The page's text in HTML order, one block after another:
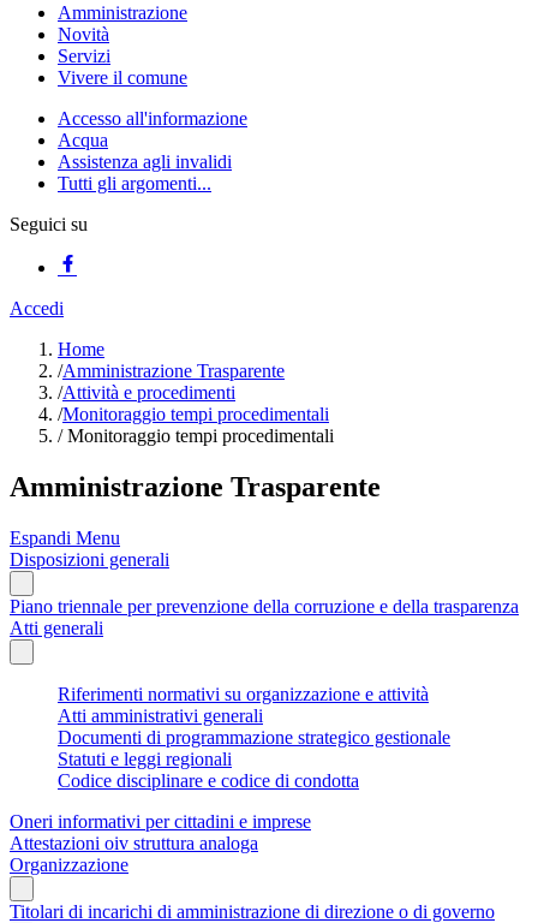
Amministrazione
Novità
Servizi
Vivere il comune
Accesso all'informazione
Acqua
Assistenza agli invalidi
Tutti gli argomenti...
Seguici su
Accedi
Home
/Amministrazione Trasparente
/Attività e procedimenti
/Monitoraggio tempi procedimentali
/Monitoraggio tempi procedimentali
Amministrazione Trasparente
Espandi Menu
Disposizioni generali
Piano triennale per prevenzione della corruzione e della trasparenza
Atti generali
Riferimenti normativi su organizzazione e attività
Atti amministrativi generali
Documenti di programmazione strategico gestionale
Statuti e leggi regionali
Codice disciplinare e codice di condotta
Oneri informativi per cittadini e imprese
Attestazioni oiv struttura analoga
Organizzazione
Titolari di incarichi di amministrazione di direzione o di governo